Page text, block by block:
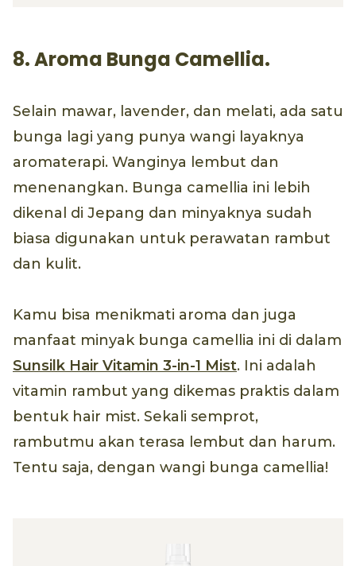
8. Aroma Bunga Camellia.
Selain mawar, lavender, dan melati, ada satu
bunga lagi yang punya wangi layaknya
aromaterapi. Wanginya lembut dan
menenangkan. Bunga camellia ini lebih
dikenal di Jepang dan minyaknya sudah
biasa digunakan untuk perawatan rambut
dan kulit.
Kamu bisa menikmati aroma dan juga
manfaat minyak bunga camellia ini di dalam
Sunsilk Hair Vitamin 3-in-1 Mist. Ini adalah
vitamin rambut yang dikemas praktis dalam
bentuk hair mist. Sekali semprot,
rambutmu akan terasa lembut dan harum.
Tentu saja, dengan wangi bunga camellia!